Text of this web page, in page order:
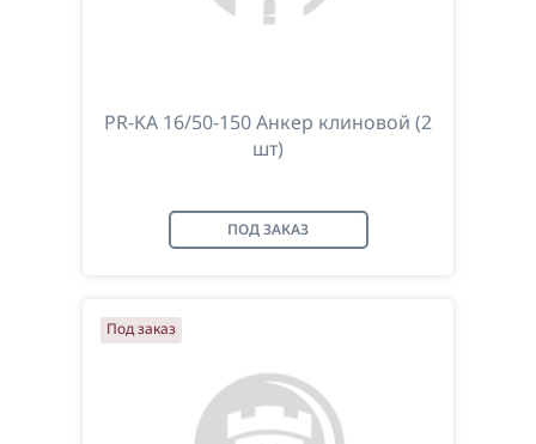
PR-KA 16/50-150 Анкер клиновой (2
шт)
ПОД ЗАКАЗ
Под заказ